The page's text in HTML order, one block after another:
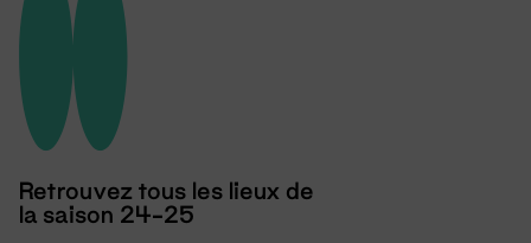
Retrouvez tous les lieux de
la saison 24-25